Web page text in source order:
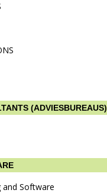
(ADVIESBUREAUS)
and Software